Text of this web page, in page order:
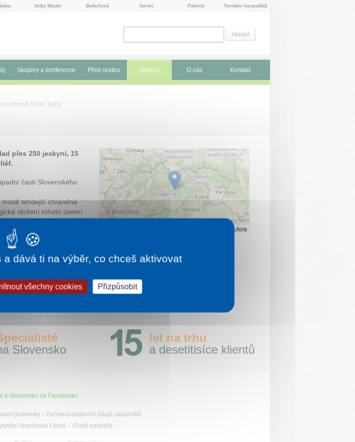
Velký Meder Bešeňová Senec Patince Termální koupaliště
Skupiny a konference Před cestou Atrakce O nás Kontakt
v oblasti Nízké Tatry)
přes 250 jeskyní, 15
části Slovenského
tehdejší chráněné
složení tohoto území
contributors
Slovensko
let na trhu
a desetitisíce klientů
e-Slovensko na Facebooku
podmínky– Ochrana osobních údajů zákazníků
Mariánské Lázně – (Další partneři)
dává ti na výběr, co chceš aktivovat
všechny cookies Přizpůsobit